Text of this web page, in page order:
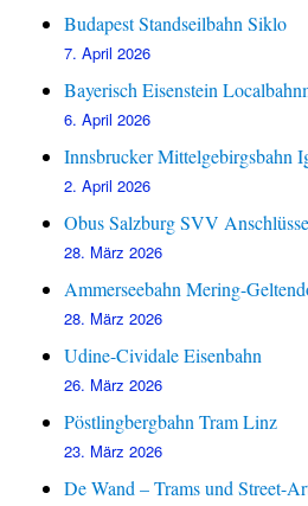
Budapest Standseilbahn Siklo
7. April 2026
Bayerisch Eisenstein
6. April 2026
Innsbrucker Mittelgebirgsbahn
2. April 2026
Obus Salzburg SVV
28. März 2026
Ammerseebahn Mering-
28. März 2026
Udine-Cividale Eisenbahn
26. März 2026
Pöstlingbergbahn Tram Linz
23. März 2026
De Wand – Trams und Street-